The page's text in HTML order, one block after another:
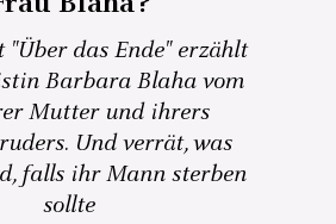
"Über das Ende" erzählt
Barbara Blaha vom
Mutter und ihrers
Und verrät, was
falls ihr Mann sterben
sollte